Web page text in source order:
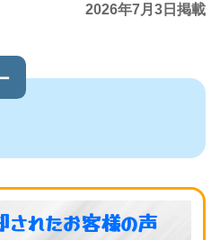
2026年7月3日掲載
されたお客様の声